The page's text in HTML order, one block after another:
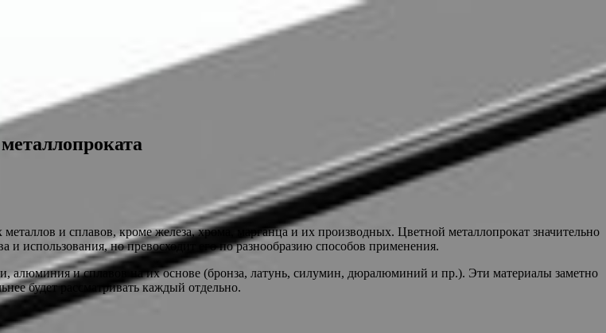
и сплавов, кроме железа, хрома, марганца и их производных. Цветной металлопрокат значительно
и использования,но превосходит его по разнообразию способов применения.
алюминия и сплавов на их основе (бронза, латунь, силумин, дюралюминий и пр.). Эти материалы заметно
будет рассматривать каждый отдельно.